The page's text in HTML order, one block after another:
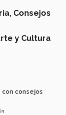
Consejos
y Cultura
con consejos